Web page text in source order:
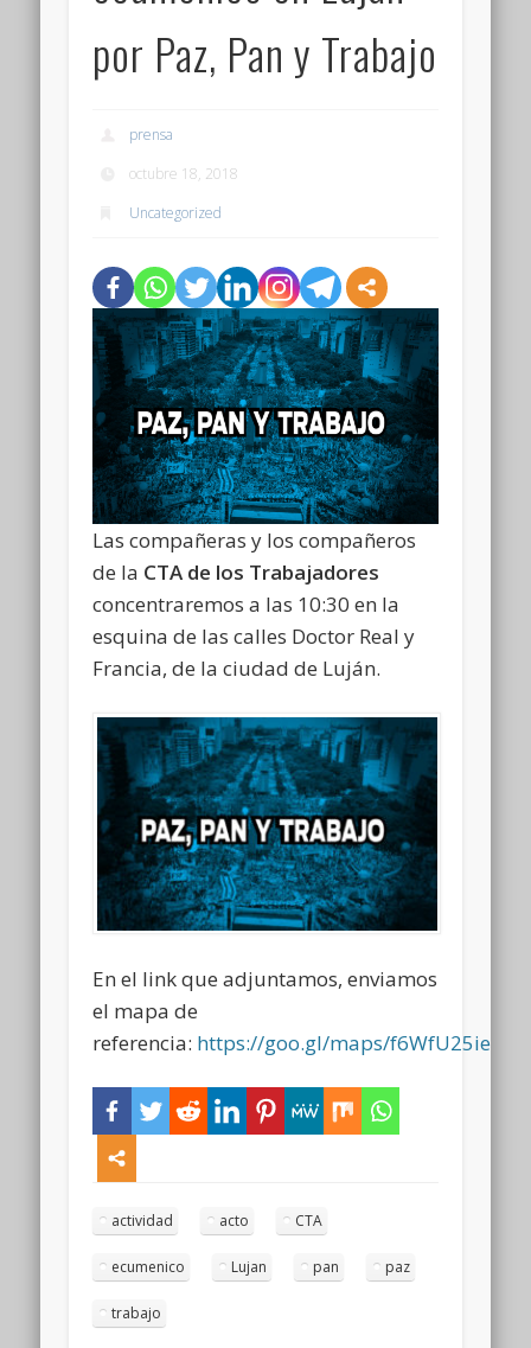
por Paz, Pan y Trabajo
prensa
octubre 18, 2018
Uncategorized
Las compañeras y los compañeros
de la CTA de los Trabajadores
concentraremos a las 10:30 en la
esquina de las calles Doctor Real y
Francia, de la ciudad de Luján.
En el link que adjuntamos, enviamos
el mapa de
referencia: https://goo.gl/maps/
actividad acto CTA
ecumenico Lujan pan paz
trabajo